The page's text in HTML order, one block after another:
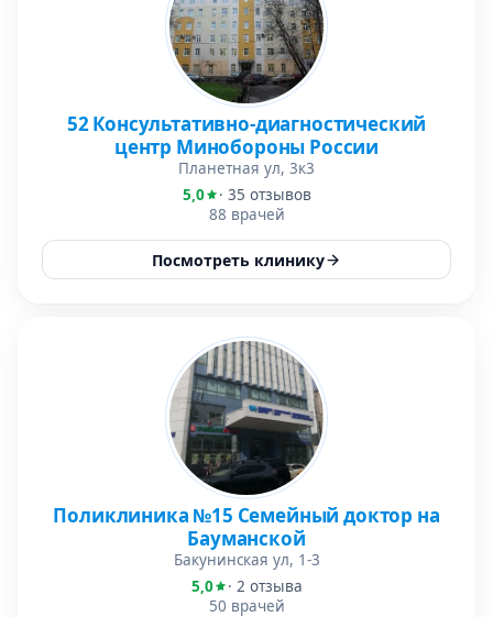
52 Консультативно-диагностический
центр Минобороны России
Планетная ул, 3к3
5,0
· 35 отзывов
88 врачей
Посмотреть клинику
Поликлиника №15 Семейный доктор на
Бауманской
Бакунинская ул, 1-3
5,0
· 2 отзыва
50 врачей